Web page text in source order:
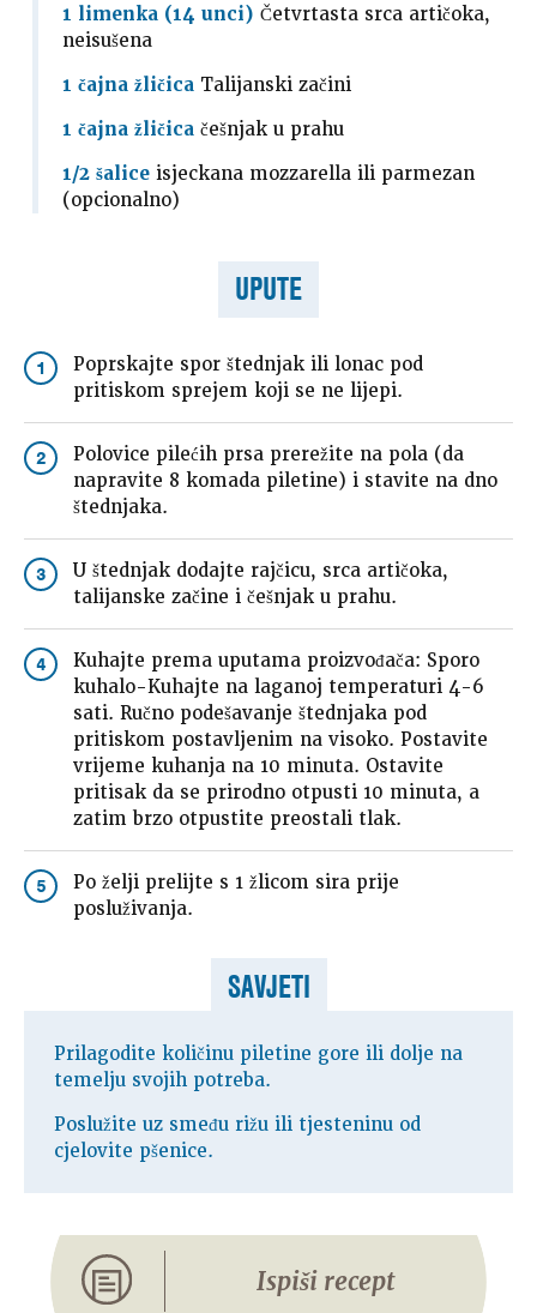
1 limenka (14 unci) Četvrtasta srca artičoka,
neisušena
1 čajna žličica Talijanski začini
1 čajna žličica češnjak u prahu
1/2 šalice isjeckana mozzarella ili parmezan
(opcionalno)
UPUTE
1
Poprskajte spor štednjak ili lonac pod
pritiskom sprejem koji se ne lijepi.
2
Polovice pilećih prsa prerežite na pola (da
napravite 8 komada piletine) i stavite na dno
štednjaka.
3
U štednjak dodajte rajčicu, srca artičoka,
talijanske začine i češnjak u prahu.
4
Kuhajte prema uputama proizvođača: Sporo
kuhalo-Kuhajte na laganoj temperaturi 4-6
sati. Ručno podešavanje štednjaka pod
pritiskom postavljenim na visoko. Postavite
vrijeme kuhanja na 10 minuta. Ostavite
pritisak da se prirodno otpusti 10 minuta, a
zatim brzo otpustite preostali tlak.
5
Po želji prelijte s 1 žlicom sira prije
posluživanja.
SAVJETI
Prilagodite količinu piletine gore ili dolje na
temelju svojih potreba.
Poslužite uz smeđu rižu ili tjesteninu od
cjelovite pšenice.
Ispiši recept